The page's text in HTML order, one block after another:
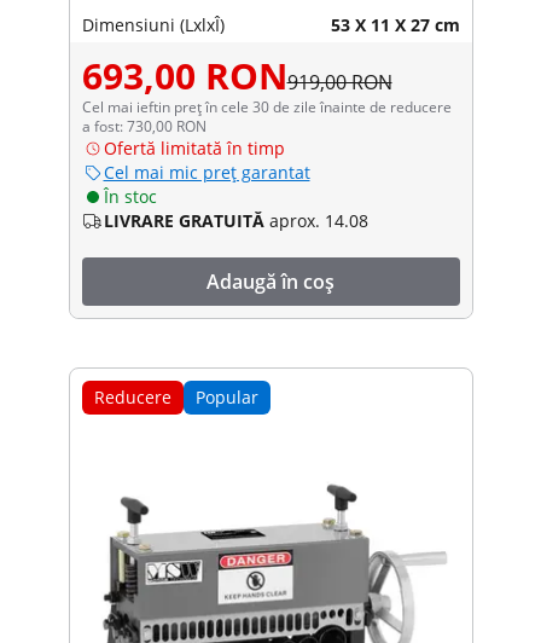
Dimensiuni (LxlxÎ) 53 X 11 X 27 cm
693,00 RON919,00 RON
Cel mai ieftin preț în cele 30 de zile înainte de reducere
a fost: 730,00 RON
Ofertă limitată în timp
Cel mai mic preț garantat
În stoc
LIVRARE GRATUITĂ aprox. 14.08
Adaugă în coș
Reducere Popular